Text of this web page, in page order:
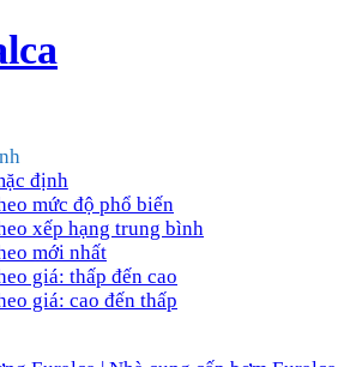
định
mức độ phổ biến
xếp hạng trung bình
mới nhất
giá: thấp đến cao
giá: cao đến thấp